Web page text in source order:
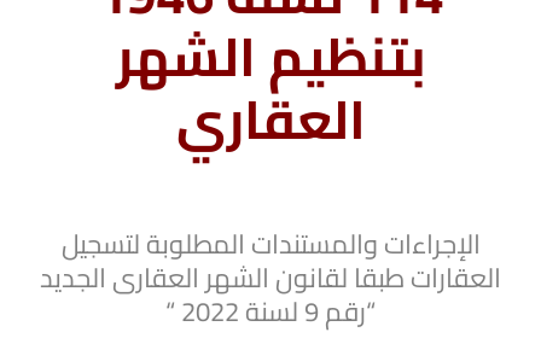
بتنظيم الشهر
العقاري
الإجراءات والمستندات المطلوبة لتسجيل
العقارات طبقا لقانون الشهر العقارى الجديد
“رقم 9 لسنة 2022 “